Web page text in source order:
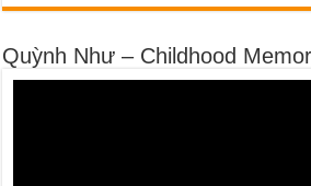
Quỳnh Như – Childhood